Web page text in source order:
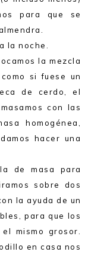
para que se
la noche.
la mezcla
si fuese un
de cerdo, el
con las
homogénea,
hacer una
de masa para
sobre dos
la ayuda de un
para que los
mismo grosor.
en casa nos